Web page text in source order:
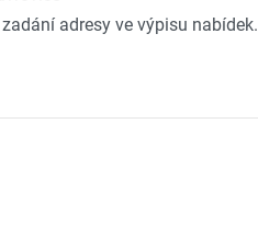
adresy ve výpisu nabídek.